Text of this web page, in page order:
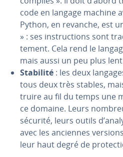
code en langage machine
Python, en revanche, est
» : ses ins­truc­tions sont
te­ment. Cela rend le
mais aussi un peu plus
Stabilité : les deux
tous deux très stables,
truire au fil du temps une
ce domaine. Leurs
sécurité, leurs outils
avec les anciennes
leur haut degré de